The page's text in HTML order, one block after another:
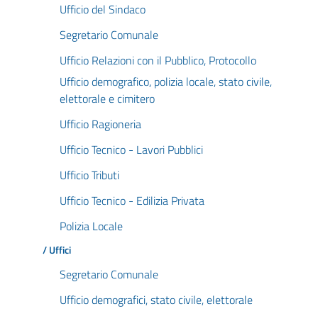
Ufficio del Sindaco
Segretario Comunale
Ufficio Relazioni con il Pubblico, Protocollo
Ufficio demografico, polizia locale, stato civile,
elettorale e cimitero
Ufficio Ragioneria
Ufficio Tecnico - Lavori Pubblici
Ufficio Tributi
Ufficio Tecnico - Edilizia Privata
Polizia Locale
/ Uffici
Segretario Comunale
Ufficio demografici, stato civile, elettorale